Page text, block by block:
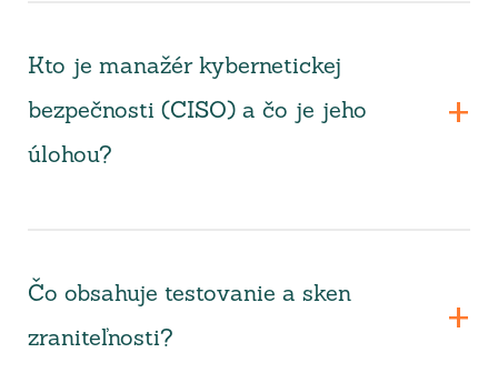
Kto je manažér kybernetickej
bezpečnosti (CISO) a čo je jeho
úlohou?
Čo obsahuje testovanie a sken
zraniteľnosti?